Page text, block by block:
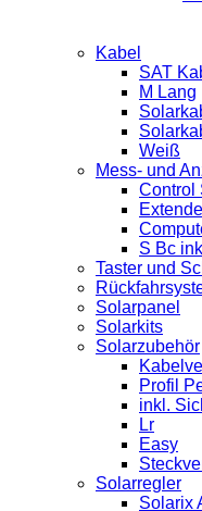
Kabel
SAT
M Lang
Weiß
Mess- und
Control
S Bc
Taster und
Solarpanel
Solarkits
Solarzubehör
Profil
inkl.
Lr
Easy
Solarregler
Solarix